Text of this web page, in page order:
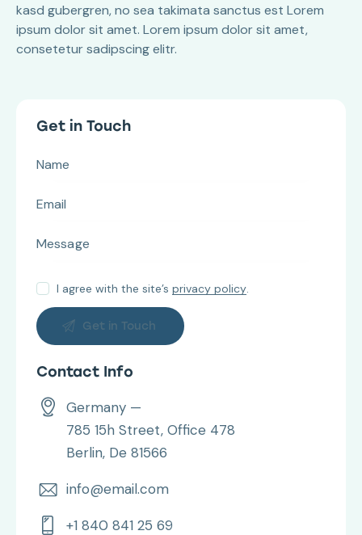
kasd gubergren, no sea takimata sanctus est Lorem
ipsum dolor sit amet. Lorem ipsum dolor sit amet,
consetetur sadipscing elitr.
Get in Touch
I agree with the site’sprivacy policy.
Contact Info
Germany —
785 15h Street, Office 478
Berlin, De 81566
info@email.com
+1 840 841 25 69